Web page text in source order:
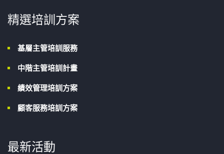
精選培訓方案
基層主管培訓服務
中階主管培訓計畫
績效管理培訓方案
顧客服務培訓方案
最新活動